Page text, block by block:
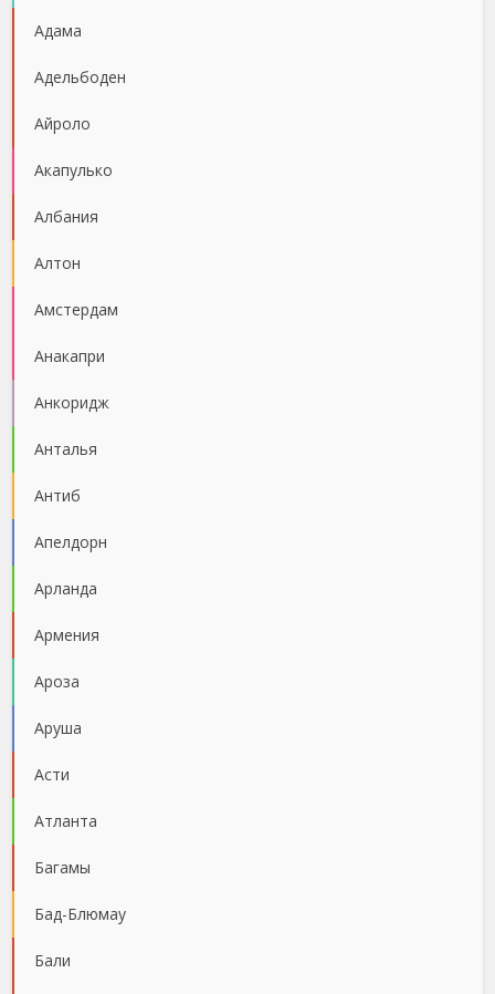
Адама
Адельбоден
Айроло
Акапулько
Албания
Алтон
Амстердам
Анакапри
Анкоридж
Анталья
Антиб
Апелдорн
Арланда
Армения
Ароза
Аруша
Асти
Атланта
Багамы
Бад-Блюмау
Бали